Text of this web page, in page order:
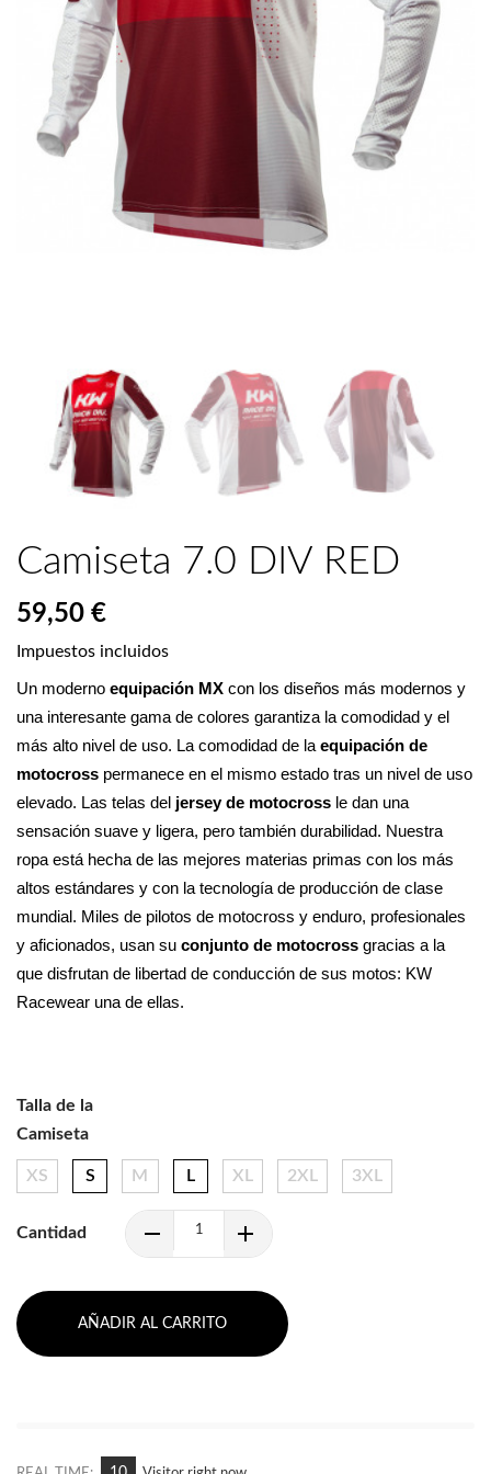
Camiseta 7.0 DIV RED
59,50 €
Impuestos incluidos
Un moderno equipación MX con los diseños más modernos y
una interesante gama de colores garantiza la comodidad y el
más alto nivel de uso. La comodidad de la equipación de
motocross permanece en el mismo estado tras un nivel de uso
elevado. Las telas del jersey de motocross le dan una
sensación suave y ligera, pero también durabilidad. Nuestra
ropa está hecha de las mejores materias primas con los más
altos estándares y con la tecnología de producción de clase
mundial. Miles de pilotos de motocross y enduro, profesionales
y aficionados, usan su conjunto de motocross gracias a la
que disfrutan de libertad de conducción de sus motos: KW
Racewear una de ellas.
Talla de la
Camiseta
XS S M L XL 2XL 3XL
Cantidad
AÑADIR AL CARRITO